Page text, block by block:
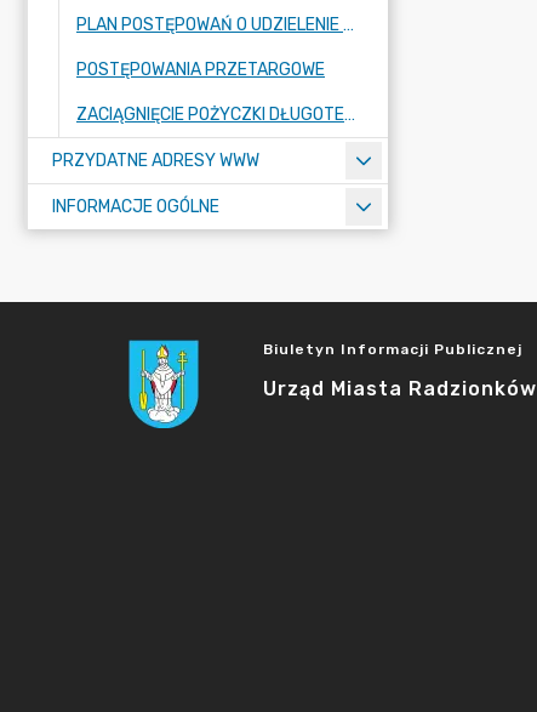
PLAN POSTĘPOWAŃ O UDZIELENIE ZAMÓWIEŃ PUBLICZNYCH
POSTĘPOWANIA PRZETARGOWE
ZACIĄGNIĘCIE POŻYCZKI DŁUGOTERMINOWEJ DLA GMINY RADZIONKÓW W KWOCIE 15.000.000,00 ZŁ NA FINANSOWANIE PLANOWANEGO DEFICYTU BUDŻETU MIASTA ORAZ NA SPŁATĘ WCZEŚNIEJ ZACIĄGNIĘTYCH KREDYTÓW I POŻYCZKI
PRZYDATNE ADRESY WWW
INFORMACJE OGÓLNE
Biuletyn Informacji Publicznej
Urząd Miasta Radzionków